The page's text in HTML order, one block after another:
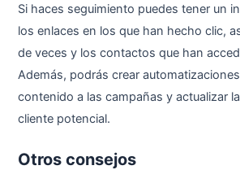
Si haces seguimiento puedes tener un
los enlaces en los que han hecho clic,
de veces y los contactos que han
Además, podrás crear
contenido a las campañas y actualizar
cliente potencial.
Otros consejos